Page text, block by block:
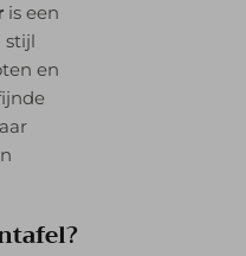
is een
stijl
en